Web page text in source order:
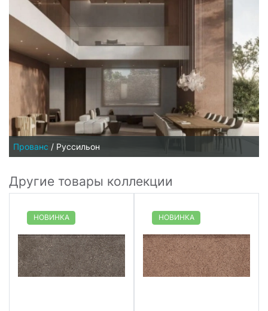
Прованс / Руссильон
Другие товары коллекции
НОВИНКА НОВИНКА